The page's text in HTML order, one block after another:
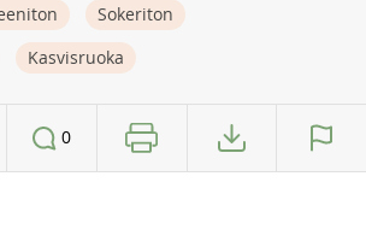
Sokeriton
Kasvisruoka
0